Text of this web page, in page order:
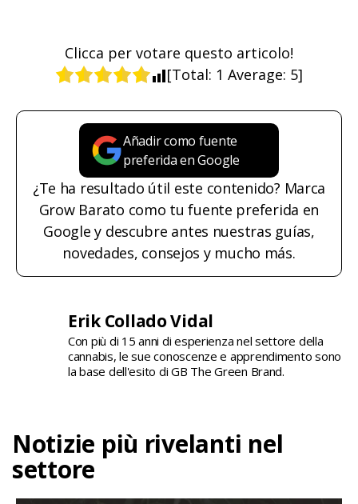
Clicca per votare questo articolo!
[Total: 1 Average: 5]
Añadir como fuente
preferida en Google
¿Te ha resultado útil este contenido? Marca
Grow Barato como tu fuente preferida en
Google y descubre antes nuestras guías,
novedades, consejos y mucho más.
Erik Collado Vidal
Con più di 15 anni di esperienza nel settore della
cannabis, le sue conoscenze e apprendimento sono
la base dell'esito di GB The Green Brand.
Notizie più rivelanti nel
settore